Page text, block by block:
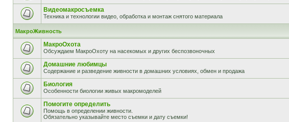
Видеомакросъемка
Техника и технологии видео, обработка и монтаж снятого материала
МакроЖивность
МакроОхота
Обсуждаем МакроОхоту на насекомых и других беспозвоночных
Домашние любимцы
Содержание и разведение живности в домашних условиях, обмен и продажа
Биология
Особенности биологии живых макромоделей
Помогите определить
Помощь в определении живности.
Обязательно указывайте место съемки и дату съемки!